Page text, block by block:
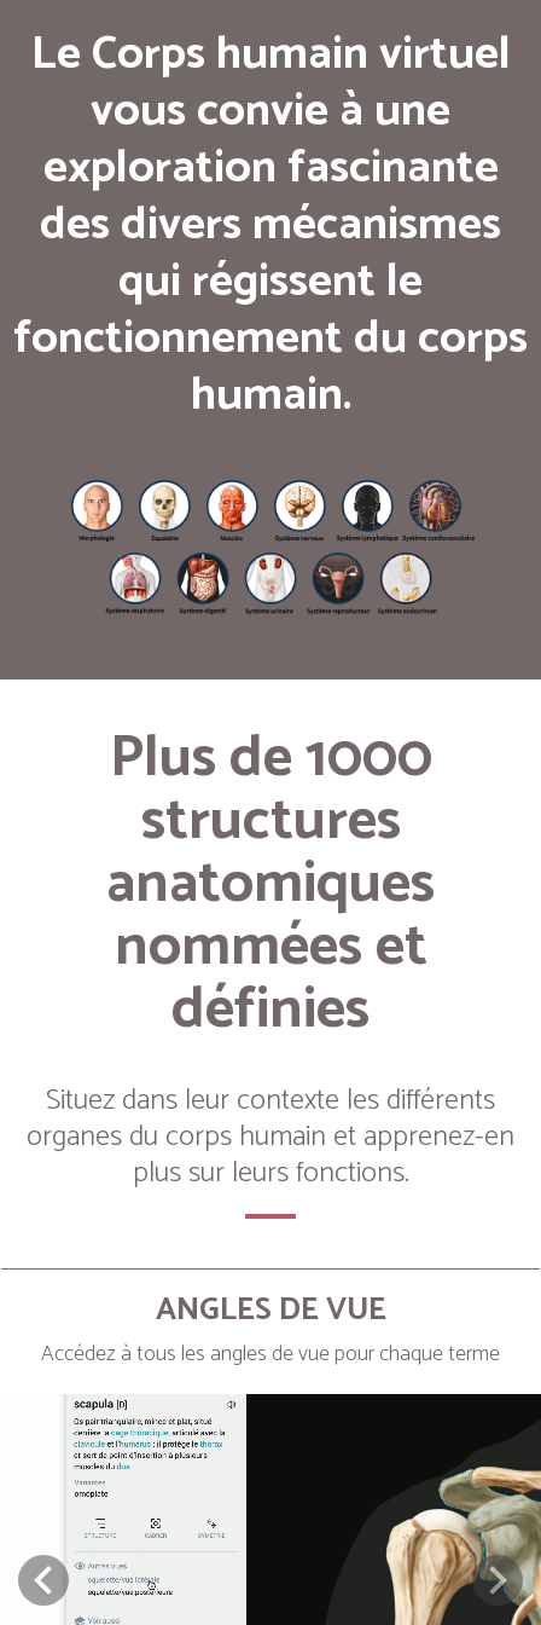
Le Corps humain virtuel
vous convie à une
exploration fascinante
des divers mécanismes
qui régissent le
fonctionnement du corps
humain.
Plus de 1000
structures
anatomiques
nommées et
définies
Situez dans leur contexte les différents
organes du corps humain et apprenez-en
plus sur leurs fonctions.
ANGLES DE VUE
Accédez à tous les angles de vue pour chaque terme